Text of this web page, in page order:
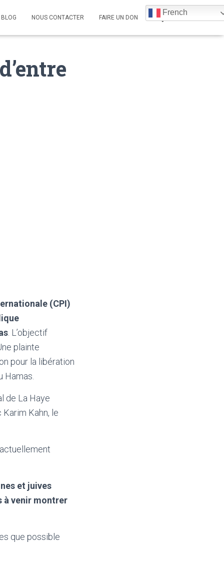
BLOG NOUS CONTACTER FAIRE UN DON
French
(CPI)
. L’objectif
plainte
pour la libération
Hamas.
de La Haye
Kahn, le
et juives
à venir montrer
que possible